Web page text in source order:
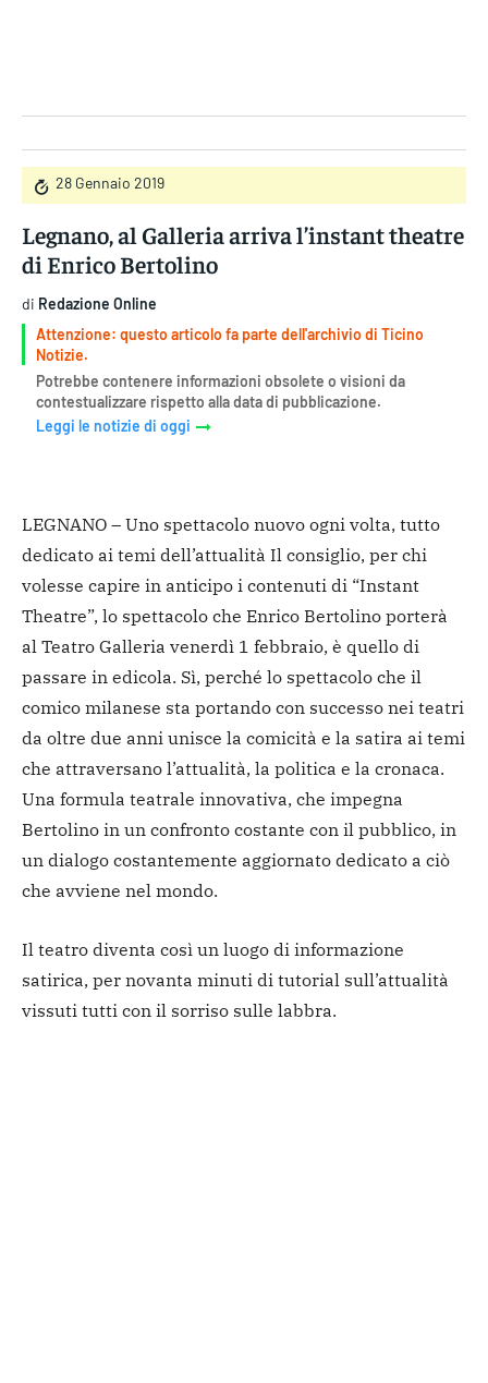
28 Gennaio 2019
Legnano, al Galleria arriva l’instant theatre
di Enrico Bertolino
di Redazione Online
Attenzione: questo articolo fa parte dell'archivio di Ticino
Notizie.
Potrebbe contenere informazioni obsolete o visioni da
contestualizzare rispetto alla data di pubblicazione.
Leggi le notizie di oggi
LEGNANO – Uno spettacolo nuovo ogni volta, tutto
dedicato ai temi dell’attualità Il consiglio, per chi
volesse capire in anticipo i contenuti di “Instant
Theatre”, lo spettacolo che Enrico Bertolino porterà
al Teatro Galleria venerdì 1 febbraio, è quello di
passare in edicola. Sì, perché lo spettacolo che il
comico milanese sta portando con successo nei teatri
da oltre due anni unisce la comicità e la satira ai temi
che attraversano l’attualità, la politica e la cronaca.
Una formula teatrale innovativa, che impegna
Bertolino in un confronto costante con il pubblico, in
un dialogo costantemente aggiornato dedicato a ciò
che avviene nel mondo.
Il teatro diventa così un luogo di informazione
satirica, per novanta minuti di tutorial sull’attualità
vissuti tutti con il sorriso sulle labbra.